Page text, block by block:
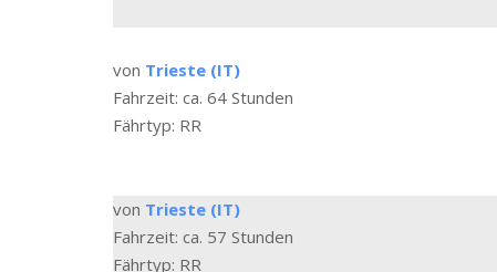
von Trieste (IT)
Fahrzeit: ca. 64 Stunden
Fährtyp: RR
von Trieste (IT)
Fahrzeit: ca. 57 Stunden
Fährtyp: RR